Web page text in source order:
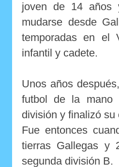
joven de 14 años
mudarse desde
temporadas en el
infantil y cadete.
Unos años
futbol de la mano
división y finalizó
Fue entonces
tierras Gallegas y
segunda división B.